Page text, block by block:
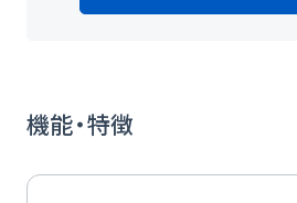
機能・特徴